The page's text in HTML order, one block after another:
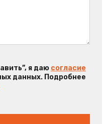
я даю согласие
данных. Подробнее